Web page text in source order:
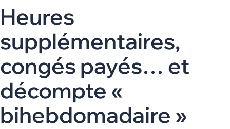
Heures
supplémentaires,
congés payés… et
décompte «
bihebdomadaire »